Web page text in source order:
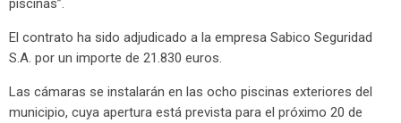
piscinas”.
El contrato ha sido adjudicado a la empresa Sabico Seguridad
S.A. por un importe de 21.830 euros.
Las cámaras se instalarán en las ocho piscinas exteriores del
municipio, cuya apertura está prevista para el próximo 20 de